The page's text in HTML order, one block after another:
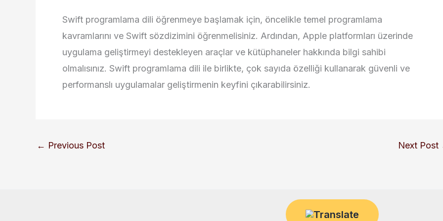
Swift programlama dili öğrenmeye başlamak için, öncelikle temel programlama
kavramlarını ve Swift sözdizimini öğrenmelisiniz. Ardından, Apple platformları üzerinde
uygulama geliştirmeyi destekleyen araçlar ve kütüphaneler hakkında bilgi sahibi
olmalısınız. Swift programlama dili ile birlikte, çok sayıda özelliği kullanarak güvenli ve
performanslı uygulamalar geliştirmenin keyfini çıkarabilirsiniz.
← Previous Post Next Post